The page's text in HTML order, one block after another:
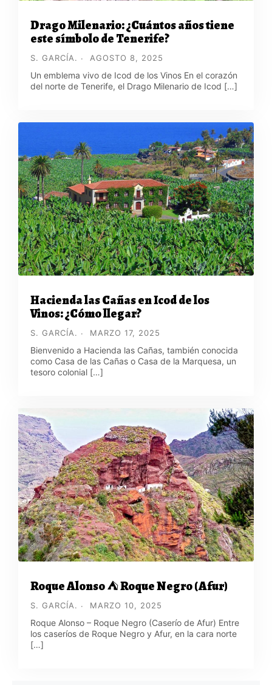
Drago Milenario: ¿Cuántos años tiene
este símbolo de Tenerife?
S. GARCÍA. AGOSTO 8, 2025
Un emblema vivo de Icod de los Vinos En el corazón
del norte de Tenerife, el Drago Milenario de Icod […]
Hacienda las Cañas en Icod de los
Vinos: ¿Cómo llegar?
S. GARCÍA. MARZO 17, 2025
Bienvenido a Hacienda las Cañas, también conocida
como Casa de las Cañas o Casa de la Marquesa, un
tesoro colonial […]
Roque Alonso ⛺ Roque Negro (Afur)
S. GARCÍA. MARZO 10, 2025
Roque Alonso – Roque Negro (Caserío de Afur) Entre
los caseríos de Roque Negro y Afur, en la cara norte
[…]